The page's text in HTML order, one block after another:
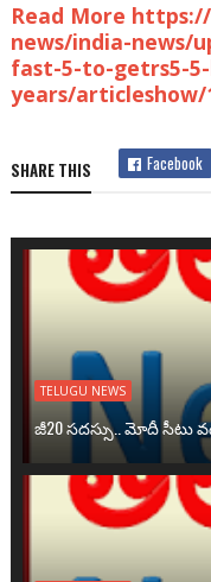
Read More
news/india-news/
fast-5-to-getrs5-
years/articleshow/
SHARE THIS Facebook
TELUGU NEWS
జీ20 సదస్సు.. మోదీ సీటు